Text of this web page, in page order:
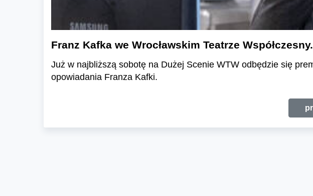
Franz Kafka we Wrocławskim Teatrze
Już w najbliższą sobotę na Dużej Scenie WTW odbędzie się
opowiadania Franza Kafki.